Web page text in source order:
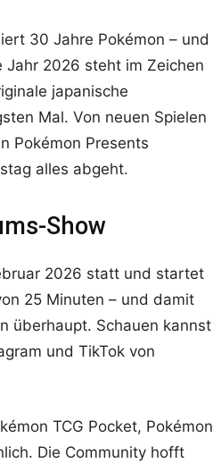
30 Jahre Pokémon – und
Jahr 2026 steht im Zeichen
japanische
Mal. Von neuen Spielen
Pokémon Presents
alles abgeht.
Show
2026 statt und startet
25 Minuten – und damit
überhaupt. Schauen kannst
und TikTok von
TCG Pocket, Pokémon
Die Community hofft